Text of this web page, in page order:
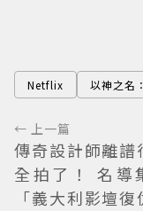
Netflix 以神之名
← 上一篇
傳奇設計師離譜
全拍了！ 名導
「義大利影壇復